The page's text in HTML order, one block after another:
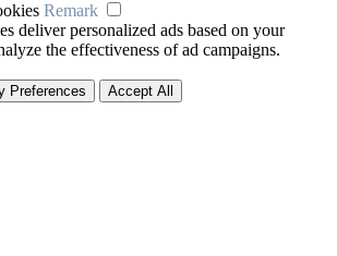
Remark
deliver personalized ads based on your
the effectiveness of ad campaigns.
Preferences Accept All